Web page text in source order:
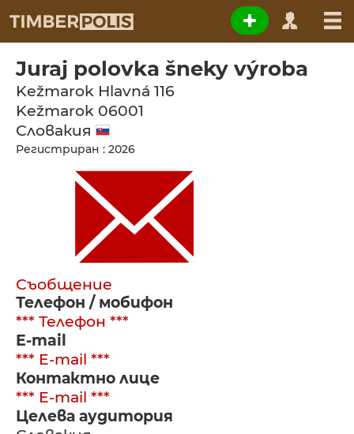
Juraj polovka šneky výroba
Kežmarok Hlavná 116
Kežmarok 06001
Словакия
Регистриран : 2026
Съобщение
Телефон / мобифон
*** Телефон ***
E-mail
*** E-mail ***
Контактно лице
*** E-mail ***
Целева аудитория